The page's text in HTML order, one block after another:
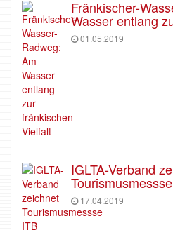
Fränkischer-
Wasser entlang
01.05.2019
IGLTA-Verband
17.04.2019